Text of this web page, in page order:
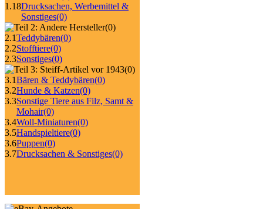
1.18Drucksachen, Werbemittel &
Sonstiges(0)
(0)
2.1Teddybären(0)
2.2Stofftiere(0)
2.3Sonstiges(0)
(0)
3.1Bären & Teddybären(0)
3.2Hunde & Katzen(0)
3.3Sonstige Tiere aus Filz, Samt &
Mohair(0)
3.4Woll-Miniaturen(0)
3.5Handspieltiere(0)
3.6Puppen(0)
3.7Drucksachen & Sonstiges(0)